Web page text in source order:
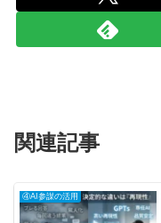
関連記事
④AI参謀の活用